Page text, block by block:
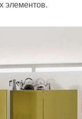
элементов.